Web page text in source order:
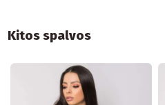
Kitos spalvos